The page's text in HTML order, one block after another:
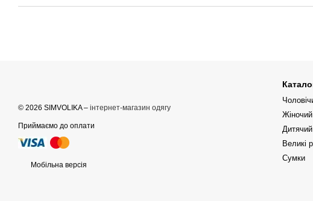
© 2026 SIMVOLIKA – інтернет-магазин одягу
Приймаємо до оплати
Мобільна версія
Великі
Сумки